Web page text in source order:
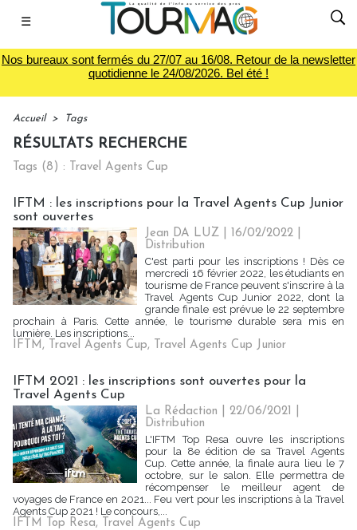
☰
Nos bureaux sont fermés du 27/07 au 16/08. Retour de la newsletter
quotidienne le 24/08/2026. Bel été !
Accueil > Tags
RÉSULTATS RECHERCHE
Tags (8) : Travel Agents Cup
IFTM : les inscriptions pour la Travel Agents Cup Junior
sont ouvertes
Jean DA LUZ | 16/02/2022
Distribution
C'est parti pour les inscriptions ! Dès ce
mercredi 16 février 2022, les étudiants en
tourisme de France peuvent s'inscrire à la
Travel Agents Cup Junior 2022, dont la
grande finale est prévue le 22 septembre
prochain à Paris. Cette année, le tourisme durable sera mis en
lumière. Les inscriptions...
IFTM, Travel Agents Cup, Travel Agents Cup Junior
IFTM 2021 : les inscriptions sont ouvertes pour la
Travel Agents Cup
La Rédaction | 22/06/2021
Distribution
L'IFTM Top Resa ouvre les inscriptions
pour la 8e édition de sa Travel Agents
Cup. Cette année, la finale aura lieu le 7
octobre, sur le salon. Elle permettra de
récompenser le meilleur agent de
voyages de France en 2021... Feu vert pour les inscriptions à la Travel
Agents Cup 2021 ! Le concours,...
IFTM Top Resa, Travel Agents Cup